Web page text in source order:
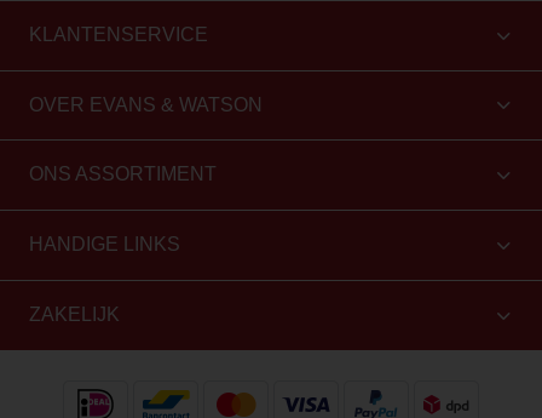
KLANTENSERVICE
OVER EVANS & WATSON
ONS ASSORTIMENT
HANDIGE LINKS
ZAKELIJK